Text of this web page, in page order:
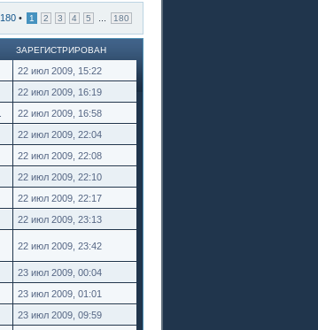
180 • 1 2 3 4 5 180
ЗАРЕГИСТРИРОВАН
22 июл 2009, 15:22
22 июл 2009, 16:19
22 июл 2009, 16:58
22 июл 2009, 22:04
22 июл 2009, 22:08
22 июл 2009, 22:10
22 июл 2009, 22:17
22 июл 2009, 23:13
22 июл 2009, 23:42
23 июл 2009, 00:04
23 июл 2009, 01:01
23 июл 2009, 09:59